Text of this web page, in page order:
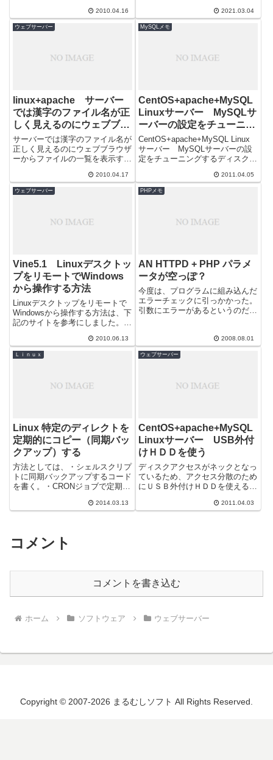
く。/etc/proftpd.confIde...2010.04.16 2021.03.04
ウェブサーバー
linux+apache サーバー
では漢字のファイル名が正
しく見えるのにウェブブラ
ウザーからファイルの一覧
を表示すると文字化けして
いる場合は…
サーバーでは漢字のファイル名が
正しく見えるのにウェブブラウザ
ーからファイルの一覧を表示する
時のキャラクタセットが、西欧
（ISO-8...
2010.04.17
MySQLメモ
CentOS+apache+MySQL
Linuxサーバー MySQLサ
ーバーの設定をチューニン
グする
CentOS+apache+MySQL Linux
サーバー MySQLサーバーの設
定をチューニングするディスクＩ
2011.04.05
ウェブサーバー
Vine5.1 Linuxデスクトッ
プをリモートでWindows
から操作する方法
Linuxデスクトップをリモートで
Windowsから操作する方法は、下
記のサイトを参考にしました。確
要最低限の手順なのでもう少し
足...
2010.06.13
PHPメモ
AN HTTPD + PHP パラメ
ータが空っぽ？
今度は、プログラムに組み込んだ
エラーチェックに引っかかった。
引数にエラーがあるというのだ。
2008.08.01
Ｌｉｎｕｘ
Linux 特定のディレクトを
定期的にコピー（同期バッ
クアップ）する
方法としては、・シェルスクリプ
トに同期バックアップするコード
を書く。・CRONジョブで定期的
という方法です。シェルスクリプ
2014.03.13
ウェブサーバー
CentOS+apache+MySQL
Linuxサーバー USB外付
けＨＤＤを使う
ディスクアクセスがネックとなっ
ているため、アクセス分散のため
にＵＳＢ外付けＨＤＤを使えるよ
リに続いて今度は外付けのＨＤＤ
2011.04.03
コメント
コメントを書き込む
ホーム ソフトウェア ウェブサーバー
Copyright © 2007-2026 まるむしソフト All Rights Reserved.